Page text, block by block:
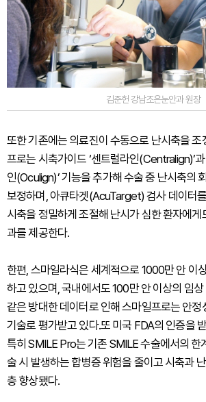
김준헌 강남조은눈안과 원장
또한 기존에는 의료진이 수동으로 난시축을 조
프로는 시축가이드 ‘센트럴라인(Centralign)’
인(Oculign)’ 기능을 추가해 수술 중 난시축의
보정하며, 아큐타겟(AcuTarget) 검사 데이터
시축을 정밀하게 조절해 난시가 심한 환자에게
과를 제공한다.
한편, 스마일라식은 세계적으로 1000만 안 이
하고 있으며, 국내에서도 100만 안 이상의 임
같은 방대한 데이터로 인해 스마일프로는 안정
기술로 평가받고 있다.또 미국 FDA의 인증을
특히 SMILE Pro는 기존 SMILE 수술에서의 한
술 시 발생하는 합병증 위험을 줄이고 시축과
층 향상됐다.